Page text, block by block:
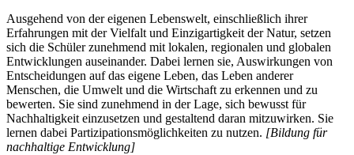
Ausgehend von der eigenen Lebenswelt, einschließlich ihrer
Erfahrungen mit der Vielfalt und Einzigartigkeit der Natur, setzen
sich die Schüler zunehmend mit lokalen, regionalen und globalen
Entwicklungen auseinander. Dabei lernen sie, Auswirkungen von
Entscheidungen auf das eigene Leben, das Leben anderer
Menschen, die Umwelt und die Wirtschaft zu erkennen und zu
bewerten. Sie sind zunehmend in der Lage, sich bewusst für
Nachhaltigkeit einzusetzen und gestaltend daran mitzuwirken. Sie
lernen dabei Partizipationsmöglichkeiten zu nutzen. [Bildung für
nachhaltige Entwicklung]